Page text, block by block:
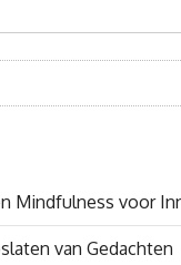
Mindfulness voor
van Gedachten